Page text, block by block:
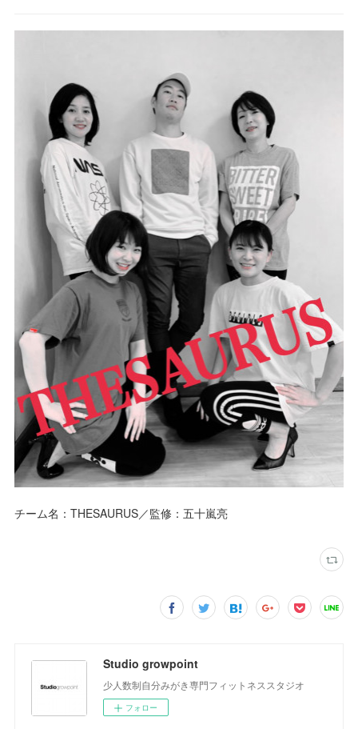
チーム名：THESAURUS／監修：五十嵐亮
Studio growpoint
少人数制自分みがき専門フィットネススタジオ
フォロー